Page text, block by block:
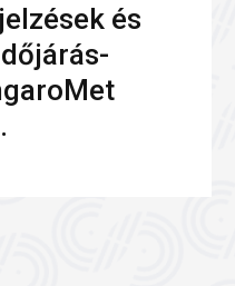
és